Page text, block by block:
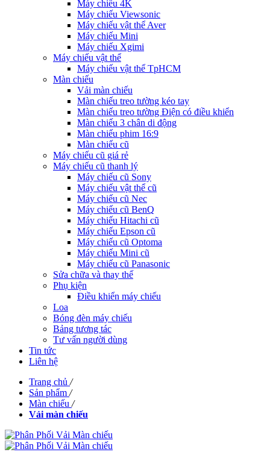
Máy chiếu 4K
Máy chiếu Viewsonic
Máy chiếu vật thể Aver
Máy chiếu Mini
Máy chiếu Xgimi
Máy chiếu vật thể
Máy chiếu vật thể TpHCM
Màn chiếu
Vải màn chiếu
Màn chiếu treo tường kéo tay
Màn chiếu treo tường Điện có điều khiển
Màn chiếu 3 chân di động
Màn chiếu phim 16:9
Màn chiếu cũ
Máy chiếu cũ giá rẻ
Máy chiếu cũ thanh lý
Máy chiếu cũ Sony
Máy chiếu vật thể cũ
Máy chiếu cũ Nec
Máy chiếu cũ BenQ
Máy chiếu Hitachi cũ
Máy chiếu Epson cũ
Máy chiếu cũ Optoma
Máy chiếu Mini cũ
Máy chiếu cũ Panasonic
Sửa chữa và thay thế
Phụ kiện
Điều khiển máy chiếu
Loa
Bóng đèn máy chiếu
Bảng tương tác
Tư vấn người dùng
Tin tức
Liên hệ
Trang chủ /
Sản phẩm /
Màn chiếu /
Vải màn chiếu